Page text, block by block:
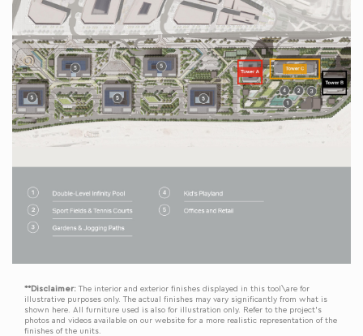
**Disclaimer: The interior and exterior finishes displayed in this tool\are for
illustrative purposes only. The actual finishes may vary significantly from what is
shown here. All furniture used is also for illustration only. Refer to the project’s
photos and videos available on our website for a more realistic representation of the
finishes of the units.